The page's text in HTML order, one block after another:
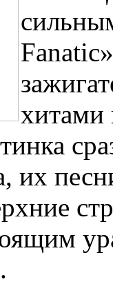
хитами
их